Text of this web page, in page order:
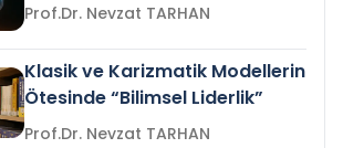
Prof.Dr. Nevzat TARHAN
Klasik ve Karizmatik Modellerin
Ötesinde “Bilimsel Liderlik”
Prof.Dr. Nevzat TARHAN